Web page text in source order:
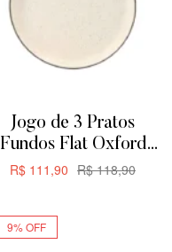
Jogo de 3 Pratos
Fundos Flat Oxford
Duna 20,5cm
R$118,90
R$ 111,90
9% OFF